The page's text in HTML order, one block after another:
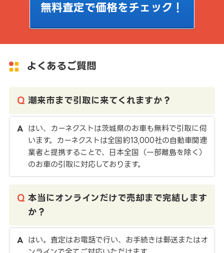
無料査定で価格をチェック！
よくあるご質問
潮来市まで引取に来てくれますか？
はい、カーネクストは茨城県のお車も無料で引取に伺
います。カーネクストは全国約13,000社の自動車関連
業者と提携することで、日本全国（一部離島を除く）
のお車の引取に対応しております。
本当にオンラインだけで売却まで完結します
か？
はい。査定はお電話で行い、お手続きは郵送またはオ